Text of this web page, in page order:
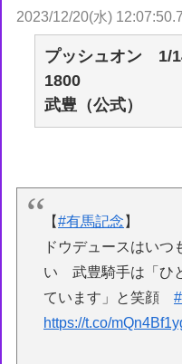
2023/12/20(水)
プッシュオン 1/
1800
武豊（公式）
【#有馬記念 】
ドウデュースはいつ
い 武豊騎手は「ひ
ています」と笑顔
https://t.co/